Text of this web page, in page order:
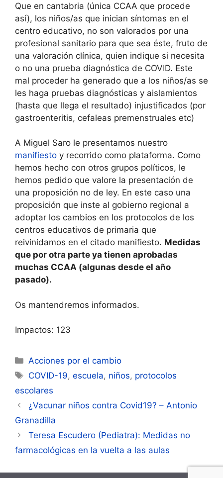
Que en cantabria (única CCAA que procede
así), los niños/as que inician síntomas en el
centro educativo, no son valorados por una
profesional sanitario para que sea éste, fruto de
una valoración clínica, quien indique si necesita
o no una prueba diagnóstica de COVID. Este
mal proceder ha generado que a los niños/as se
les haga pruebas diagnósticas y aislamientos
(hasta que llega el resultado) injustificados (por
gastroenteritis, cefaleas premenstruales etc)
A Miguel Saro le presentamos nuestro
manifiesto y recorrido como plataforma. Como
hemos hecho con otros grupos políticos, le
hemos pedido que valore la presentación de
una proposición no de ley. En este caso una
proposición que inste al gobierno regional a
adoptar los cambios en los protocolos de los
centros educativos de primaria que
reivinidamos en el citado manifiesto. Medidas
que por otra parte ya tienen aprobadas
muchas CCAA (algunas desde el año
pasado).
Os mantendremos informados.
Impactos: 123
Categorías
Acciones por el cambio
Etiquetas
COVID-19,escuela, niños, protocolos
escolares
Navegación
de
¿Vacunar niños contra Covid19? – Antonio
Granadilla
Teresa Escudero (Pediatra): Medidas no
farmacológicas en la vuelta a las aulas